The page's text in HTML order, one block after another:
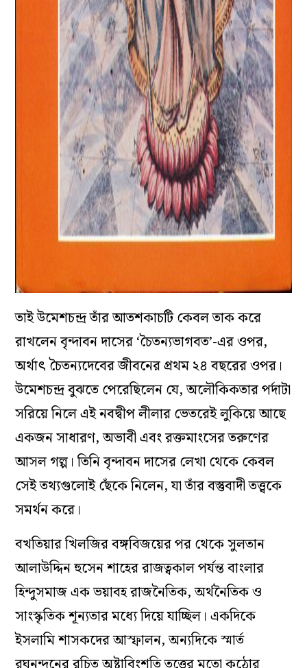
তাই উমেশচন্দ্র তাঁর আতশকাচটি কেবল তাক করে
রাখলেন বৃন্দাবন দাসের ‘চৈতন্যভাগবত’-এর ওপর,
অর্থাৎ চৈতন্যদেবের জীবনের প্রথম ২৪ বছরের ওপর।
উমেশচন্দ্র বুঝতে পেরেছিলেন যে, অলৌকিকতার পর্দাটা
সরিয়ে নিলে এই নবদ্বীপ লীলার ভেতরেই লুকিয়ে আছে
একজন সাধারণ, অভাবী এবং রক্তমাংসের তরুণের
আসল গল্প। তিনি বৃন্দাবন দাসের লেখা থেকে কেবল
সেই তথ্যগুলোই ছেঁকে নিলেন, যা তাঁর বস্তুবাদী তত্ত্বকে
সমর্থন করে।
বখতিয়ার খিলজির বঙ্গবিজয়ের পর থেকে সুলতান
আলাউদ্দিন হুসেন শাহের রাজত্বকাল পর্যন্ত বাংলার
হিন্দুসমাজ এক ভয়াবহ রাজনৈতিক, অর্থনৈতিক ও
সাংস্কৃতিক শূন্যতার মধ্যে দিয়ে যাচ্ছিল। একদিকে
ইসলামি শাসকদের আস্ফালন, অন্যদিকে স্মার্ত